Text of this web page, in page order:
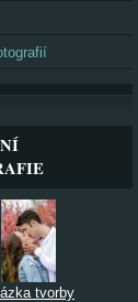
tvorby